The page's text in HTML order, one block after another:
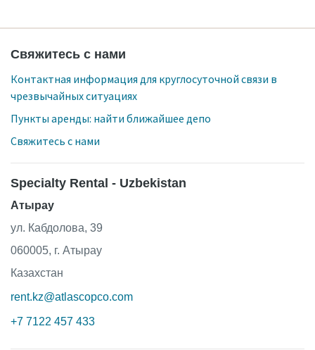
Свяжитесь с нами
Контактная информация для круглосуточной связи в
чрезвычайных ситуациях
Пункты аренды: найти ближайшее депо
Свяжитесь с нами
Specialty Rental - Uzbekistan
Атырау
ул. Кабдолова, 39
060005, г. Атырау
Казахстан
rent.kz@atlascopco.com
+7 7122 457 433